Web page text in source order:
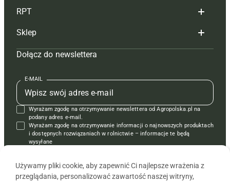
Reklama
Tagi
Mapa serwisu
Kontakt
Regulamin
Polityka prywatności
Hoduj z głową bydło
Hoduj z głową świnie
Prenumerata
Redakcja
Kontakt
Reklama
RPT
Redakcja
Prenumerata
Reklama
Kontakt
Krzyżówki
Sklep
Czasopisma i prenumerata
Książki
Regulamin
Dołącz do newslettera
E-MAIL
Wyrażam zgodę na otrzymywanie newslettera od Agropolska.pl na
podany adres e-mail.
Wyrażam zgodę na otrzymywanie informacji o najnowszych produktach
i dostępnych rozwiązaniach w rolnictwie – informacje te będą
wysyłane
Używamy pliki cookie, aby zapewnić Ci najlepsze wrażenia z
przeglądania, personalizować zawartość naszej witryny,